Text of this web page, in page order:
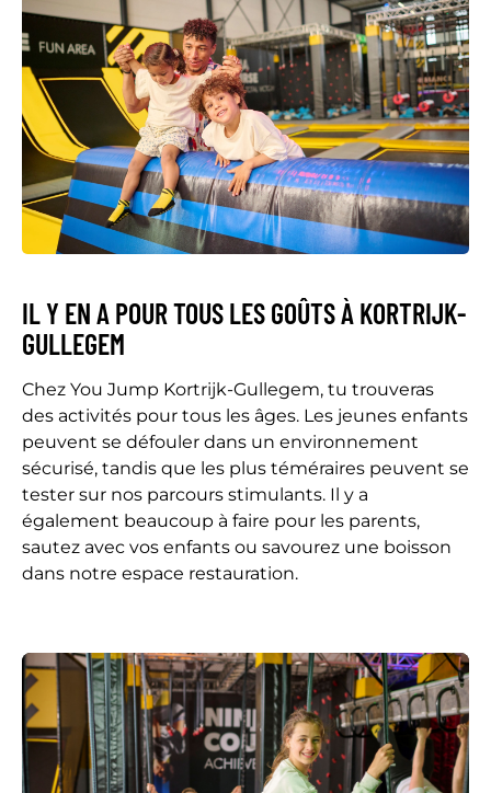
IL Y EN A POUR TOUS LES GOÛTS À KORTRIJK-
GULLEGEM
Chez You Jump Kortrijk-Gullegem, tu trouveras
des activités pour tous les âges. Les jeunes enfants
peuvent se défouler dans un environnement
sécurisé, tandis que les plus téméraires peuvent se
tester sur nos parcours stimulants. Il y a
également beaucoup à faire pour les parents,
sautez avec vos enfants ou savourez une boisson
dans notre espace restauration.